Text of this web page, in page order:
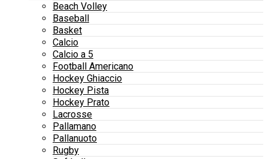
Beach Volley
Baseball
Basket
Calcio
Calcio a 5
Football Americano
Hockey Ghiaccio
Hockey Pista
Hockey Prato
Lacrosse
Pallamano
Pallanuoto
Rugby